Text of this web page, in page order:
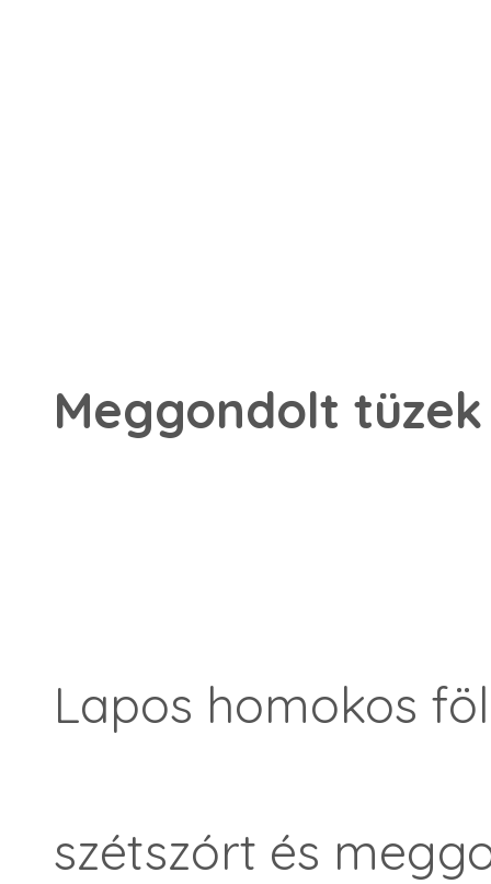
Meggondolt tüzek
Lapos homokos
szétszórt és